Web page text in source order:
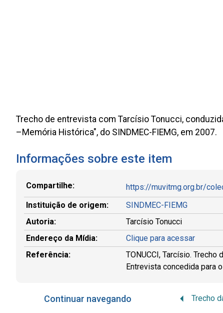
Trecho de entrevista com Tarcísio Tonucci,
–Memória Histórica", do SINDMEC-FIEMG, em 2007.
Informações sobre este item
Compartilhe: https://muvitmg.org.br/
Instituição de origem:
SINDMEC-FIEMG
Autoria:
Tarcísio Tonucci
Endereço da Mídia:
Clique para acessar
Referência:
TONUCCI, Tarcísio.
Entrevista concedida para
Continuar navegando